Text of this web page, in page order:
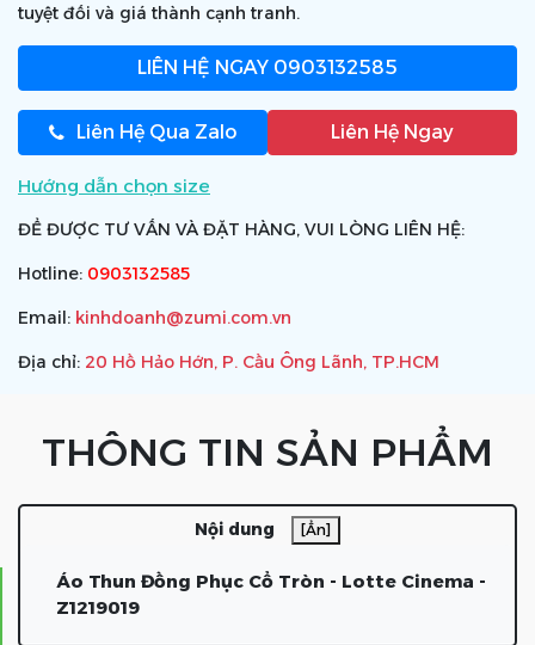
tuyệt đối và giá thành cạnh tranh.
LIÊN HỆ NGAY 0903132585
Liên Hệ Qua Zalo Liên Hệ Ngay
Hướng dẫn chọn size
ĐỂ ĐƯỢC TƯ VẤN VÀ ĐẶT HÀNG, VUI LÒNG LIÊN HỆ:
Hotline: 0903132585
Email: kinhdoanh@zumi.com.vn
Địa chỉ: 20 Hồ Hảo Hớn, P. Cầu Ông Lãnh, TP.HCM
THÔNG TIN SẢN PHẨM
Nội dung [Ẩn]
Áo Thun Đồng Phục Cổ Tròn - Lotte Cinema -
Z1219019